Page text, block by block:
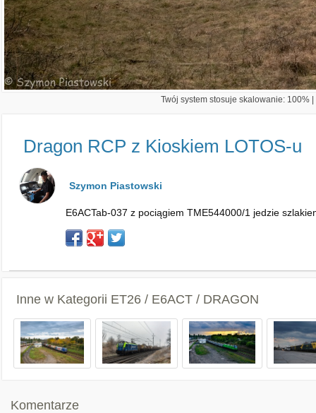
Twój system stosuje skalowanie: 100%
Dragon RCP z Kioskiem LOTOS-u
Szymon Piastowski
E6ACTab-037 z pociągiem TME544000/1 jedzie
Inne w Kategorii ET26 / E6ACT / DRAGON
Komentarze